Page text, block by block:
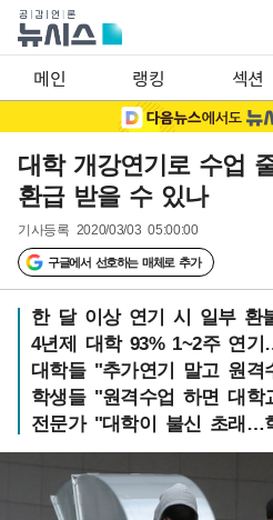
메인 랭킹 섹션
대학 개강연기로 수업
환급 받을 수 있나
기사등록 2020/03/03 05:00:00
구글에서 선호하는 매체로 추가
한 달 이상 연기 시 일부 환
4년제 대학 93% 1~2주 연
대학들 "추가연기 말고 원격
학생들 "원격수업 하면 대학
전문가 "대학이 불신 초래…